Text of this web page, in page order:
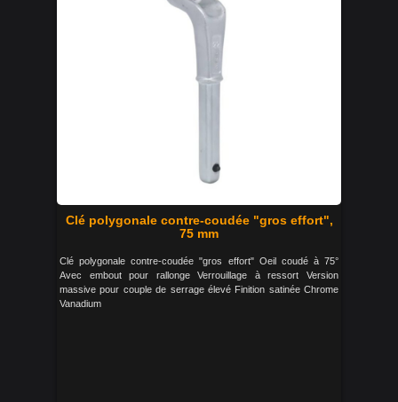
Clé polygonale contre-coudée "gros effort",
75 mm
Clé polygonale contre-coudée "gros effort" Oeil coudé à 75°
Avec embout pour rallonge Verrouillage à ressort Version
massive pour couple de serrage élevé Finition satinée Chrome
Vanadium